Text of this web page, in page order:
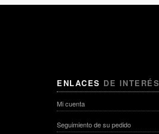
ENLACES DE INTERÉS
Mi cuenta
Seguimiento de su pedido